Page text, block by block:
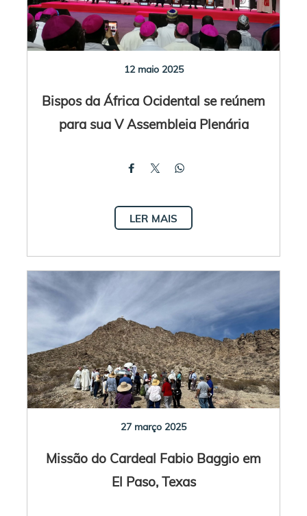
12 maio 2025
Bispos da África Ocidental se reúnem
para sua V Assembleia Plenária
LER MAIS
27 março 2025
Missão do Cardeal Fabio Baggio em
El Paso, Texas